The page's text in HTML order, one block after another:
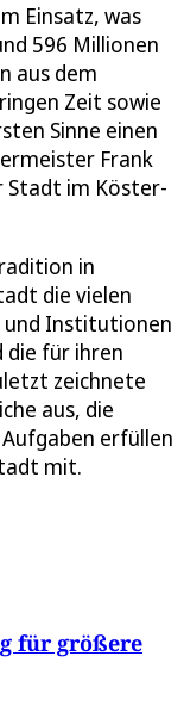
Einsatz, was
596 Millionen
aus dem
Zeit sowie
Sinne einen
Frank
Stadt im Köster-
in
die vielen
und Institutionen
die für ihren
zeichnete
aus, die
erfüllen
mit.
für größere